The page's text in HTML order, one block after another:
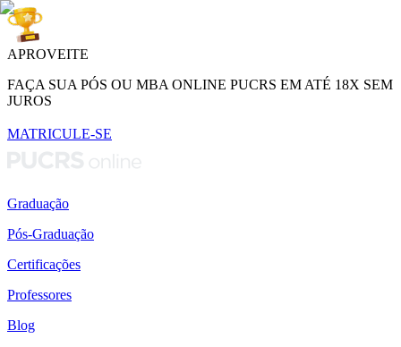
APROVEITE
FAÇA SUA PÓS OU MBA ONLINE PUCRS EM ATÉ 18X SEM
JUROS
MATRICULE-SE
Graduação
Pós-Graduação
Certificações
Professores
Blog